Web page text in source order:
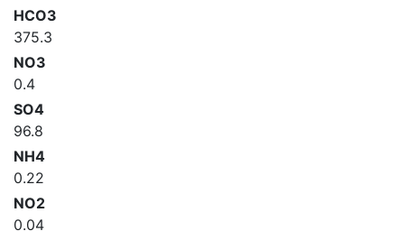
HCO3
375.3
NO3
0.4
SO4
96.8
NH4
0.22
NO2
0.04